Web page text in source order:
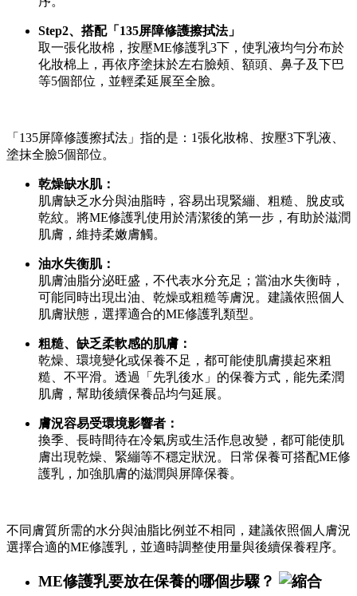
Step2、搭配「135屏障修護擦拭法」
取一張化妝棉，按壓ME修護乳3下，使乳液均勻分布於
化妝棉上，再依序塗抹於左右臉頰、額頭、鼻子及下巴
等5個部位，並輕柔延展至全臉。
「135屏障修護擦拭法」指的是：1張化妝棉、按壓3下乳液、
塗抹全臉5個部位。
乾燥缺水肌：
肌膚缺乏水分與油脂時，容易出現緊繃、粗糙、脫皮或
乾紋。將ME修護乳使用於清潔後的第一步，有助於滋潤
肌膚，維持柔嫩膚觸。
油水失衡肌：
肌膚油脂分泌旺盛，不代表水分充足；當油水失衡時，
可能同時出現出油、乾燥或粗糙等膚況。建議依照個人
肌膚狀態，選擇適合的ME修護乳類型。
粗糙、缺乏柔軟感的肌膚：
乾燥、環境變化或保養不足，都可能使肌膚摸起來粗
糙、不平滑。透過「先乳後水」的保養方式，能先柔潤
肌膚，幫助後續保養品均勻延展。
膚況容易受環境影響者：
換季、長時間待在冷氣房或生活作息改變，都可能使肌
膚出現乾燥、緊繃等不穩定狀況。日常保養可搭配ME修
護乳，加強肌膚的滋潤與屏障保養。
不同膚質所需的水分與油脂比例並不相同，建議依照個人膚況
選擇合適的ME修護乳，並適時調整使用量與後續保養程序。
ME修護乳要放在保養的哪個步驟？